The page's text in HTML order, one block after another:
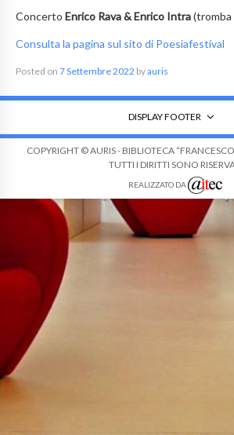
Concerto Enrico Rava & Enrico Intra
Consulta la pagina sul sito di Poesiafestival
Posted on 7 Settembre 2022 byauris
DISPLAY FOOTER
COPYRIGHT © AURIS - BIBLIOTECA
TUTTI I DIRITTI SONO
REALIZZATO DA